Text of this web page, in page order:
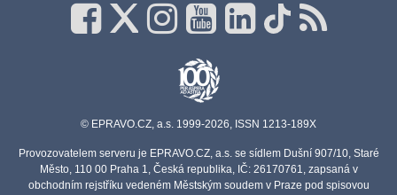
© EPRAVO.CZ, a.s. 1999-2026, ISSN 1213-189X
Provozovatelem serveru je EPRAVO.CZ, a.s. se sídlem Dušní 907/10, Staré
Město, 110 00 Praha 1, Česká republika, IČ: 26170761, zapsaná v
obchodním rejstříku vedeném Městským soudem v Praze pod spisovou